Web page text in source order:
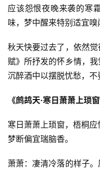
应该怨恨夜晚来袭的寒
味，梦中醒来特别适宜嗅
秋天快要过去了，依然
赋》所抒发的怀乡情，我
沉醉酒中以摆脱忧愁，不
《鹧鸪天·寒日萧萧上琐
寒日萧萧上琐窗，梧桐应
梦断偏宜瑞脑香。
萧萧：凄清冷落的样子